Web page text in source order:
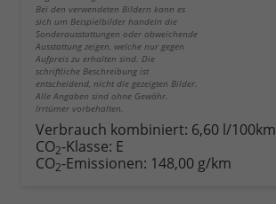
Bei den verwendeten Bildern kann es
sich um Beispielbilder handeln die
Sonderausstattungen oder abweichende
Ausstattung zeigen, welche nur gegen
Aufpreis zu erhalten sind. Die
schriftliche Beschreibung ist
entscheidend, nicht die gezeigten Bilder.
Alle Angaben sind ohne Gewähr.
Irrtümer vorbehalten.
Verbrauch kombiniert: 6,60 l/100km
CO2-Klasse: E
CO2-Emissionen: 148,00 g/km